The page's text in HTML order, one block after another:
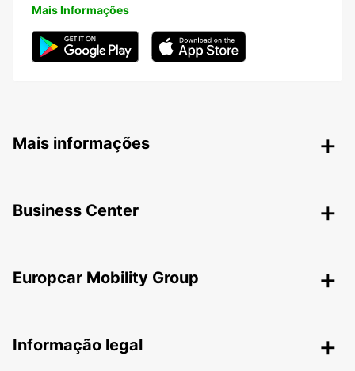
Mais Informações
Mais informações
Business Center
Europcar Mobility Group
Informação legal